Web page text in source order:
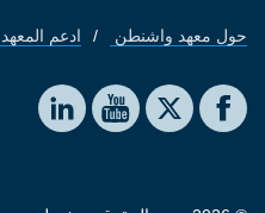
Footer quick links
حول معهد واشنطن ادعم المعهد
Social media
Institute on Facebook
Institute on X
on YouTube